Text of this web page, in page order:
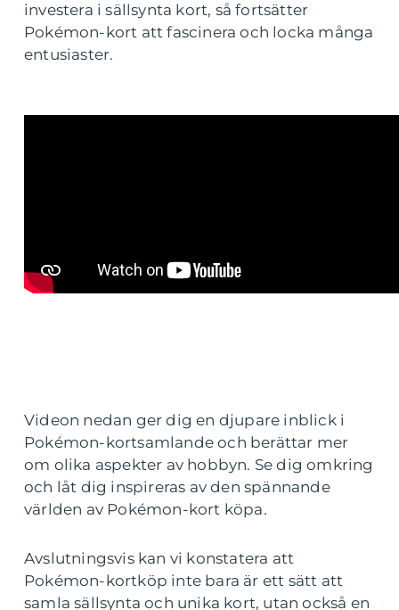
investera i sällsynta kort, så fortsätter
Pokémon-kort att fascinera och locka många
entusiaster.
Videon nedan ger dig en djupare inblick i
Pokémon-kortsamlande och berättar mer
om olika aspekter av hobbyn. Se dig omkring
och låt dig inspireras av den spännande
världen av Pokémon-kort köpa.
Avslutningsvis kan vi konstatera att
Pokémon-kortköp inte bara är ett sätt att
samla sällsynta och unika kort, utan också en